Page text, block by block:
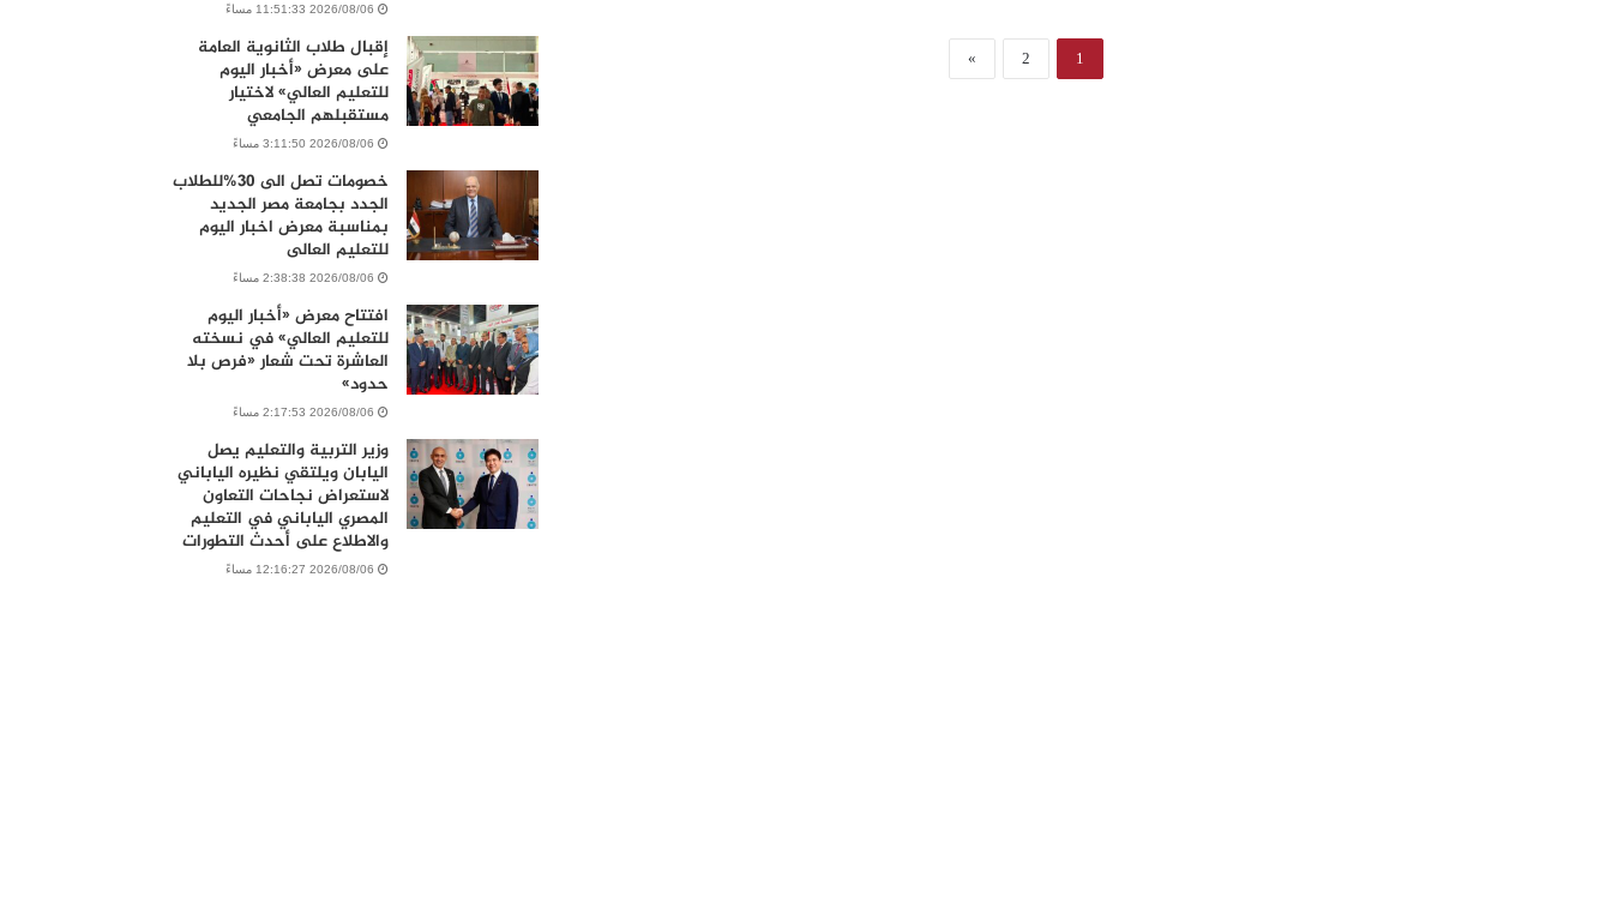
1
2
»
2026/08/06 11:51:33 مساءً
إقبال طلاب الثانوية العامة
على معرض «أخبار اليوم
للتعليم العالي» لاختيار
مستقبلهم الجامعي
2026/08/06 3:11:50 مساءً
خصومات تصل الى 30%للطلاب
الجدد بجامعة مصر الجديد
بمناسبة معرض اخبار اليوم
للتعليم العالى
2026/08/06 2:38:38 مساءً
افتتاح معرض «أخبار اليوم
للتعليم العالي» في نسخته
العاشرة تحت شعار «فرص بلا
حدود»
2026/08/06 2:17:53 مساءً
وزير التربية والتعليم يصل
اليابان ويلتقي نظيره الياباني
لاستعراض نجاحات التعاون
المصري الياباني في التعليم
والاطلاع على أحدث التطورات
2026/08/06 12:16:27 مساءً